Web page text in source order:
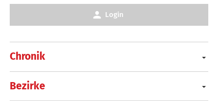
Chronik
Bezirke
Login